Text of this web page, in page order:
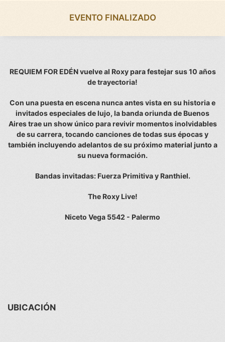
EVENTO FINALIZADO
REQUIEM FOR EDÉN vuelve al Roxy para festejar sus 10 años
de trayectoria!
Con una puesta en escena nunca antes vista en su historia e
invitados especiales de lujo, la banda oriunda de Buenos
Aires trae un show único para revivir momentos inolvidables
de su carrera, tocando canciones de todas sus épocas y
también incluyendo adelantos de su próximo material junto a
su nueva formación.
Bandas invitadas: Fuerza Primitiva y Ranthiel.
The Roxy Live!
Niceto Vega 5542 - Palermo
UBICACIÓN